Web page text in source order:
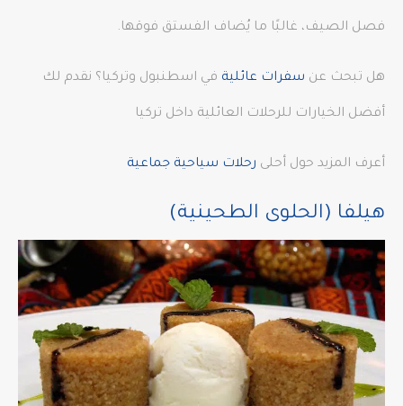
فصل الصيف، غالبًا ما يُضاف الفستق فوقها.
هل تبحث عن سفرات عائلية في اسطنبول وتركيا؟ نقدم لك
أفضل الخيارات للرحلات العائلية داخل تركيا
أعرف المزيد حول أحلى رحلات سياحية جماعية
هيلفا (الحلوى الطحينية)